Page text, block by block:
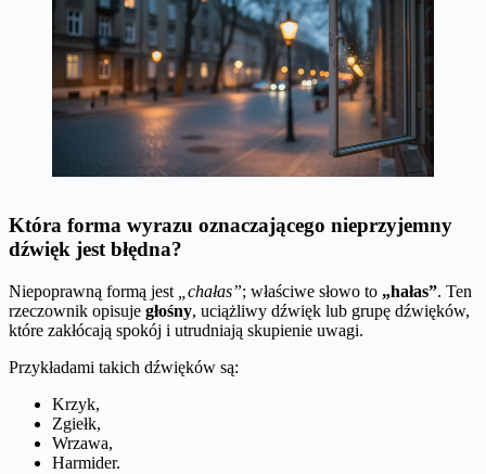
Która forma wyrazu oznaczającego nieprzyjemny
dźwięk jest błędna?
Niepoprawną formą jest „chałas”; właściwe słowo to „hałas”. Ten
rzeczownik opisuje głośny, uciążliwy dźwięk lub grupę dźwięków,
które zakłócają spokój i utrudniają skupienie uwagi.
Przykładami takich dźwięków są:
Krzyk,
Zgiełk,
Wrzawa,
Harmider.